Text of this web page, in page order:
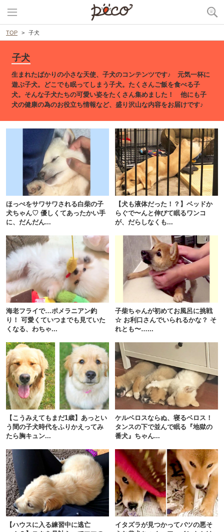
TOP 子犬
子犬
生まれたばかりの小さな天使、子犬のコンテンツです♪ 元気一杯に
遊ぶ子犬。どこでも眠ってしまう子犬。たくさんご飯を食べる子
犬。そんな子犬たちの可愛い姿をたくさん集めました！ 他にも子
犬の健康の為のお役立ち情報など、盛り沢山な内容をお届けです♪
ほっぺをサワサワされる白柴の子
犬ちゃん♡ 優しくてあったかい手
に、だんだん...
【犬も液体だった！？】ベッドか
らぐで〜んと伸びて眠るワンコ
が、だらしなくも...
海老フライで…ポメラニアン釣
り！ 可愛くていつまでも見ていた
くなる、わちゃ...
子柴ちゃんが初めてお風呂に挑戦
☆ お利口さんでいられるかな？ そ
れとも〜…...
【こうみえてもまだ1歳】あっとい
う間の子犬時代をふりかえってみ
たら胸キュン...
ケルベロスならぬ、寝るベロス！
タンスの下で並んで眠る『地獄の
番犬』ちゃん...
【ハウスに入る練習中に逃亡
イタズラが見つかってバツの悪そ